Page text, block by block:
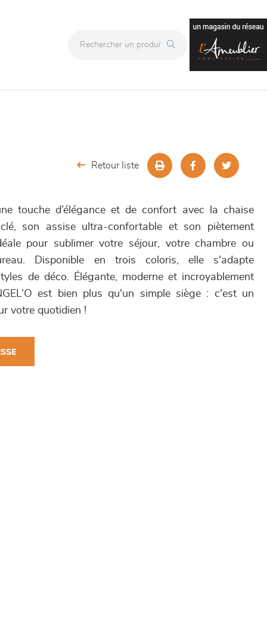
Retour liste
touche d’élégance et de confort avec la chaise
son assise ultra-confortable et son piètement
pour sublimer votre séjour, votre chambre ou
Disponible en trois coloris, elle s'adapte
de déco. Élégante, moderne et incroyablement
est bien plus qu'un simple siège : c'est un
votre quotidien !